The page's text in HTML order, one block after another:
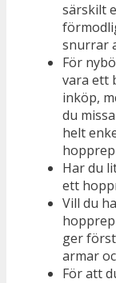
särskilt
snurrar
För
vara ett
inköp,
du
helt
Har du
ett
Vill du
ger
armar
För att